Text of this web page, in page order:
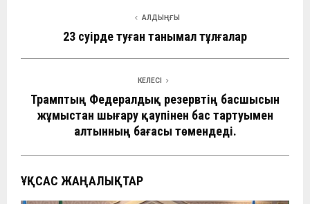
АЛДЫҢҒЫ
23 сәуірде туған танымал тұлғалар
КЕЛЕСІ
Трамптың Федералдық резервтің басшысын
жұмыстан шығару қаупінен бас тартуымен
алтынның бағасы төмендеді.
ҰҚСАС ЖАҢАЛЫҚТАР